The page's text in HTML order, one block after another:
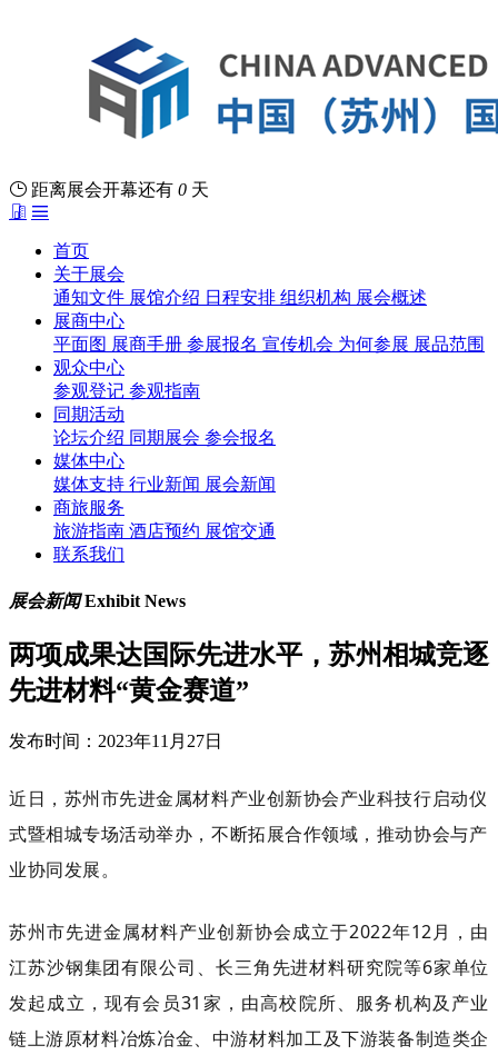
距离展会开幕还有 0 天
首页
关于展会
通知文件 展馆介绍 日程安排 组织机构 展会概述
展商中心
平面图 展商手册 参展报名 宣传机会 为何参展 展品范围
观众中心
参观登记 参观指南
同期活动
论坛介绍 同期展会 参会报名
媒体中心
媒体支持 行业新闻 展会新闻
商旅服务
旅游指南 酒店预约 展馆交通
联系我们
展会新闻 Exhibit News
两项成果达国际先进水平，苏州相城竞逐
先进材料“黄金赛道”
发布时间：2023年11月27日
近日，苏州市先进金属材料产业创新协会产业科技行启动仪
式暨相城专场活动举办，不断拓展合作领域，推动协会与产
业协同发展。
苏州市先进金属材料产业创新协会成立于2022年12月，由
江苏沙钢集团有限公司、长三角先进材料研究院等6家单位
发起成立，现有会员31家，由高校院所、服务机构及产业
链上游原材料冶炼冶金、中游材料加工及下游装备制造类企